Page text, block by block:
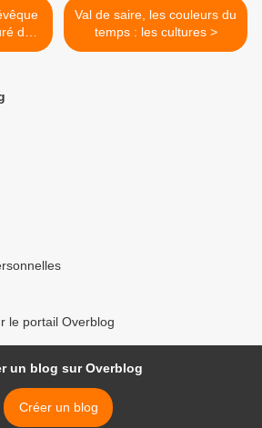
de
Val de saire, les couleurs du
temps : les cultures >
le portail Overblog
un blog sur Overblog
Créer un blog